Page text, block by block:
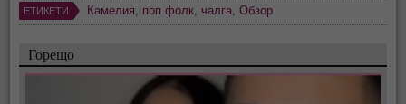
ЕТИКЕТИ Камелия, поп фолк, чалга,Обзор
Горещо